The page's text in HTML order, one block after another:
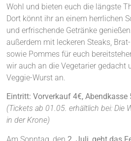
Wohl und bieten euch die längste
Dort könnt ihr an einem herrlichen
und erfrischende Getränke
außerdem mit leckeren Steaks,
sowie Pommes für euch
wir auch an die Vegetarier gedacht
Veggie-Wurst an.
Eintritt: Vorverkauf 4€, Abendkasse
(Tickets ab 01.05. erhältlich bei: Die
in der Krone)
Am Sonntag, den 2. Juli, geht das